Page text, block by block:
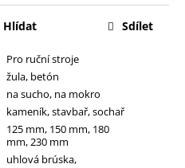
Pro ruční stroje
žula, betón
na sucho, na mokro
kameník, stavbař, sochař
125 mm, 150 mm, 180
mm, 230 mm
uhlová brúska,
Hlídat Sdílet